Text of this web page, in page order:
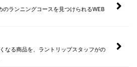
ランニングコースを見つけられるWEB
なる商品を、ラントリップスタッフがの